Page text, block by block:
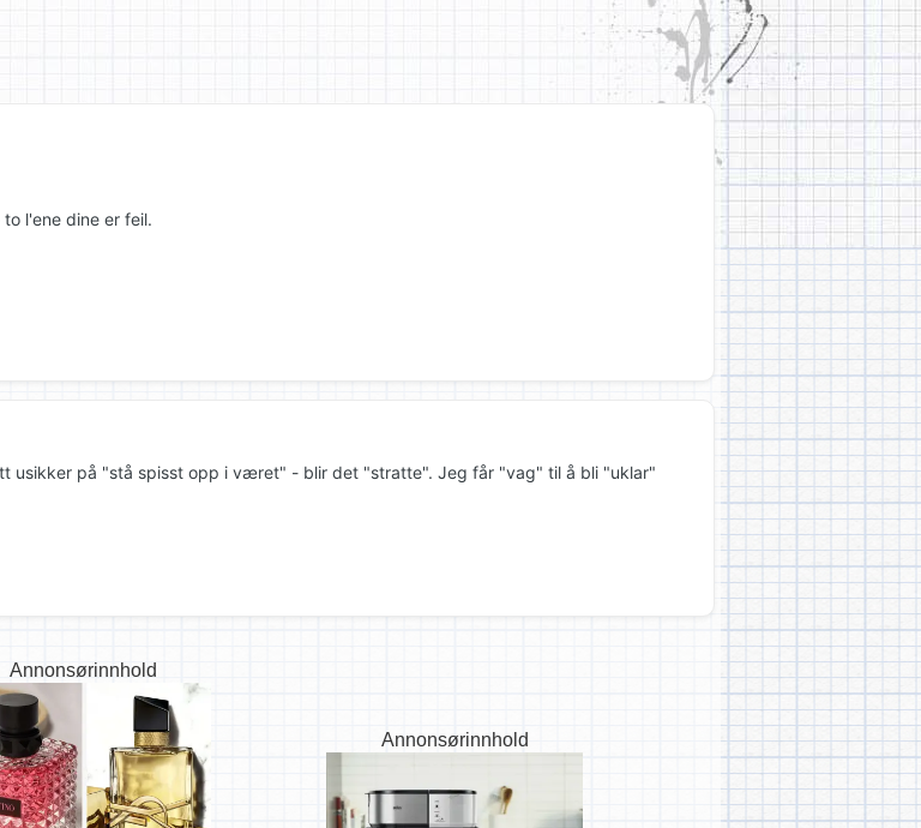
l'ene dine er feil.
usikker på "stå spisst opp i været" - blir det "stratte". Jeg får "vag" til å bli "uklar"
Annonsørinnhold
Annonsørinnhold